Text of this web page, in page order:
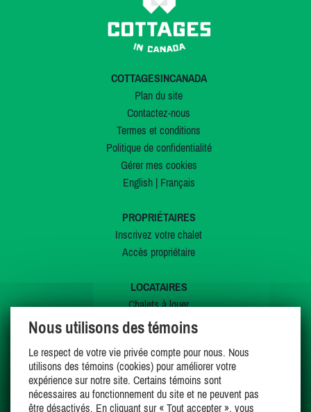
COTTAGESINCANADA
Plan du site
Contactez-nous
Termes et conditions
Politique de confidentialité
Gérer mes cookies
English| Français
PROPRIÉTAIRES
Inscrivez votre chalet
Accès propriétaire
LOCATAIRES
Chalets à louer
Chalets à vendre
Offres spéciales
Mes favoris
Nous utilisons des témoins
Le respect de votre vie privée compte pour nous. Nous
utilisons des témoins (cookies) pour améliorer votre
expérience sur notre site. Certains témoins sont
nécessaires au fonctionnement du site et ne peuvent pas
être désactivés. En cliquant sur « Tout accepter », vous